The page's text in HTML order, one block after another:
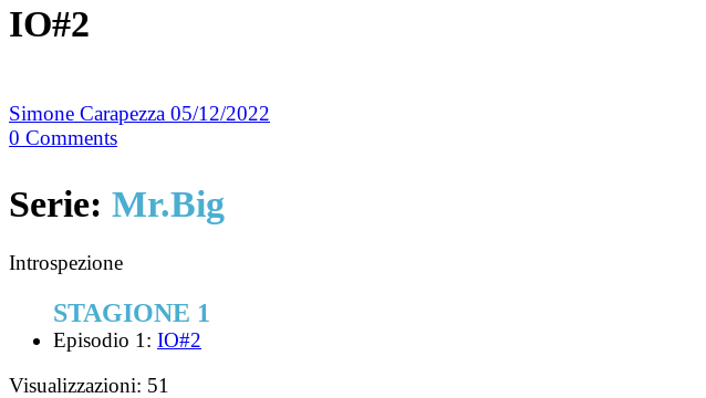
IO#2
Simone Carapezza 05/12/2022
0 Comments
Serie: Mr.Big
Introspezione
STAGIONE 1
Episodio 1: IO#2
Visualizzazioni: 51